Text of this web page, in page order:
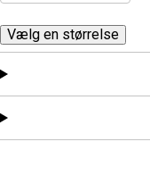
Vælg en størrelse